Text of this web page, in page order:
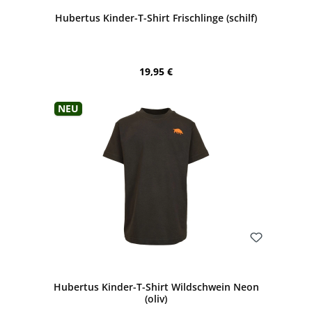
Hubertus Kinder-T-Shirt Frischlinge (schilf)
Regulärer Preis:
19,95 €
Neu
Hubertus Kinder-T-Shirt Wildschwein Neon
(oliv)